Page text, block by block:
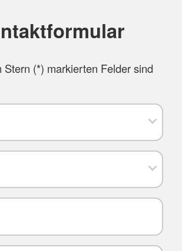
Stern (*) markierten Felder sind